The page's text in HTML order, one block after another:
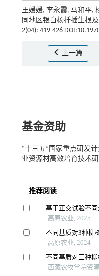
王媛媛, 李永霞, 马和平,
同地区银白杨扦插生根
2(04): 419-426
上一篇
基金资助
“十三五”国家重点研发计
业资源材高效培育技术